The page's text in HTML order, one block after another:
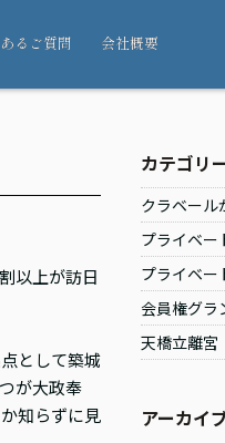
るご質問 会社概要
以上が訪日
として築城
が大政奉
知らずに見
カテゴリ
クラベール
プライベー
プライベー
会員権グラ
天橋立離宮
アーカイ